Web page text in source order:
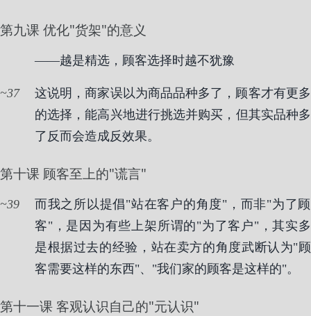
第九课 优化"货架"的意义
——越是精选，顾客选择时越不犹豫
37
这说明，商家误以为商品品种多了，顾客才有更多
的选择，能高兴地进行挑选并购买，但其实品种多
了反而会造成反效果。
第十课 顾客至上的"谎言"
39
而我之所以提倡"站在客户的角度"，而非"为了顾
客"，是因为有些上架所谓的"为了客户"，其实多
是根据过去的经验，站在卖方的角度武断认为"顾
客需要这样的东西"、"我们家的顾客是这样的"。
第十一课 客观认识自己的"元认识"